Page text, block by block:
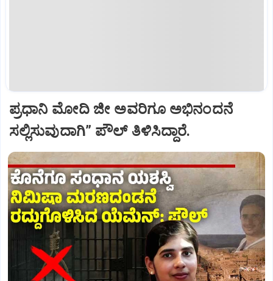
ಪ್ರಧಾನಿ ಮೋದಿ ಜೀ ಅವರಿಗೂ ಅಭಿನಂದನೆ
ಸಲ್ಲಿಸುವುದಾಗಿ” ಪೌಲ್‌ ತಿಳಿಸಿದ್ದಾರೆ.